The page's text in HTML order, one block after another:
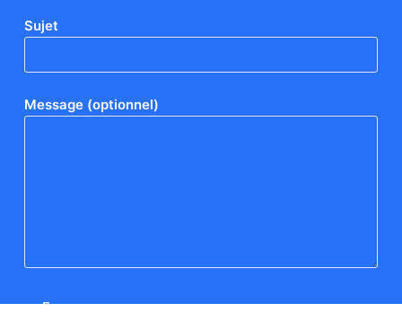
Sujet
Message (optionnel)